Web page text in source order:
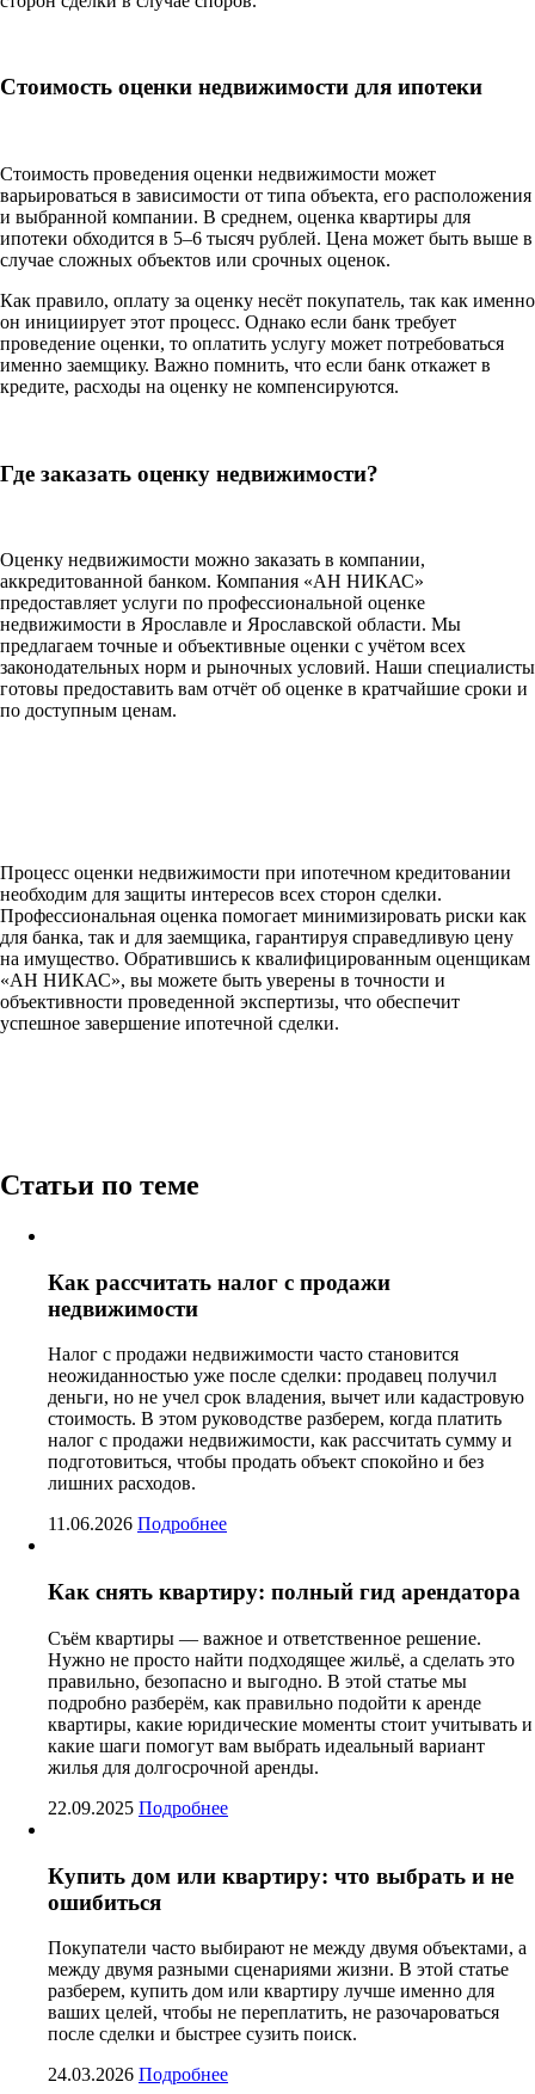
Стоимость оценки недвижимости для ипотеки
Стоимость проведения оценки недвижимости может
варьироваться в зависимости от типа объекта, его расположения
и выбранной компании. В среднем, оценка квартиры для
ипотеки обходится в 5–6 тысяч рублей. Цена может быть выше в
случае сложных объектов или срочных оценок.
Как правило, оплату за оценку несёт покупатель, так как именно
он инициирует этот процесс. Однако если банк требует
проведение оценки, то оплатить услугу может потребоваться
именно заемщику. Важно помнить, что если банк откажет в
кредите, расходы на оценку не компенсируются.
Где заказать оценку недвижимости?
Оценку недвижимости можно заказать в компании,
аккредитованной банком. Компания «АН НИКАС»
предоставляет услуги по профессиональной оценке
недвижимости в Ярославле и Ярославской области. Мы
предлагаем точные и объективные оценки с учётом всех
законодательных норм и рыночных условий. Наши специалисты
готовы предоставить вам отчёт об оценке в кратчайшие сроки и
по доступным ценам.
Процесс оценки недвижимости при ипотечном кредитовании
необходим для защиты интересов всех сторон сделки.
Профессиональная оценка помогает минимизировать риски как
для банка, так и для заемщика, гарантируя справедливую цену
на имущество. Обратившись к квалифицированным оценщикам
«АН НИКАС», вы можете быть уверены в точности и
объективности проведенной экспертизы, что обеспечит
успешное завершение ипотечной сделки.
Статьи по теме
Как рассчитать налог с продажи
недвижимости
Налог с продажи недвижимости часто становится
неожиданностью уже после сделки: продавец получил
деньги, но не учел срок владения, вычет или кадастровую
стоимость. В этом руководстве разберем, когда платить
налог с продажи недвижимости, как рассчитать сумму и
подготовиться, чтобы продать объект спокойно и без
лишних расходов.
11.06.2026 Подробнее
Как снять квартиру: полный гид арендатора
Съём квартиры — важное и ответственное решение.
Нужно не просто найти подходящее жильё, а сделать это
правильно, безопасно и выгодно. В этой статье мы
подробно разберём, как правильно подойти к аренде
квартиры, какие юридические моменты стоит учитывать и
какие шаги помогут вам выбрать идеальный вариант
жилья для долгосрочной аренды.
22.09.2025 Подробнее
Купить дом или квартиру: что выбрать и не
ошибиться
Покупатели часто выбирают не между двумя объектами, а
между двумя разными сценариями жизни. В этой статье
разберем, купить дом или квартиру лучше именно для
ваших целей, чтобы не переплатить, не разочароваться
после сделки и быстрее сузить поиск.
24.03.2026 Подробнее